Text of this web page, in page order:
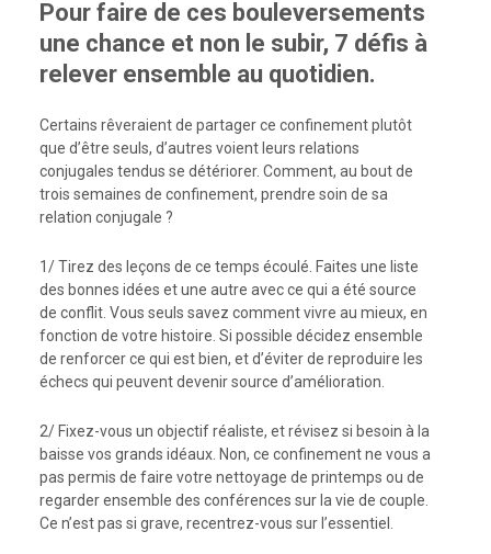
Pour faire de ces bouleversements
une chance et non le subir, 7 défis à
relever ensemble au quotidien.
Certains rêveraient de partager ce confinement plutôt
que d’être seuls, d’autres voient leurs relations
conjugales tendus se détériorer. Comment, au bout de
trois semaines de confinement, prendre soin de sa
relation conjugale ?
1/ Tirez des leçons de ce temps écoulé. Faites une liste
des bonnes idées et une autre avec ce qui a été source
de conflit. Vous seuls savez comment vivre au mieux, en
fonction de votre histoire. Si possible décidez ensemble
de renforcer ce qui est bien, et d’éviter de reproduire les
échecs qui peuvent devenir source d’amélioration.
2/ Fixez-vous un objectif réaliste, et révisez si besoin à la
baisse vos grands idéaux. Non, ce confinement ne vous a
pas permis de faire votre nettoyage de printemps ou de
regarder ensemble des conférences sur la vie de couple.
Ce n’est pas si grave, recentrez-vous sur l’essentiel.